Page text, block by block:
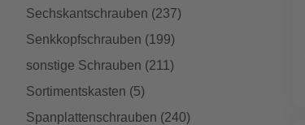
Sechskantschrauben (237)
Senkkopfschrauben (199)
sonstige Schrauben (211)
Sortimentskasten (5)
Spanplattenschrauben (240)